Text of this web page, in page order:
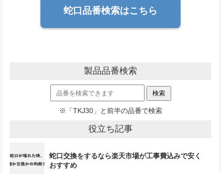
蛇口品番検索はこちら
製品品番検索
※「TKJ30」と前半の品番で検索
役立ち記事
蛇口交換をするなら楽天市場が工事費込みで安く
おすすめ